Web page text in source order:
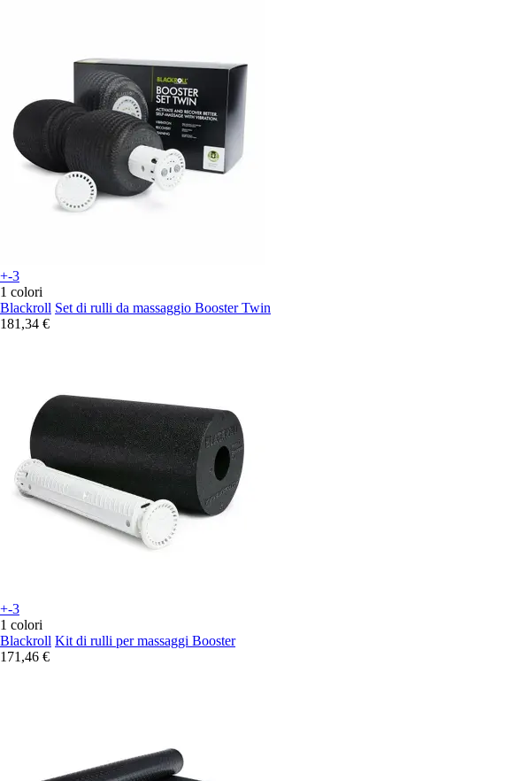
+-3
1 colori
Blackroll Set di rulli da massaggio Booster Twin
181,34 €
+-3
1 colori
Blackroll Kit di rulli per massaggi Booster
171,46 €